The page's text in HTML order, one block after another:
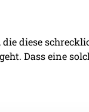
diese
Dass eine